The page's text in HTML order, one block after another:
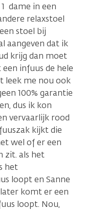
dame in een
relaxstoel
stoel bij
aangeven dat ik
krijg dan moet
infuus de hele
leek me nou ook
100% garantie
dus ik kon
vervaarlijk rood
kijkt die
wel of er een
zit. als het
het
loopt en Sanne
komt er een
loopt. Nou,